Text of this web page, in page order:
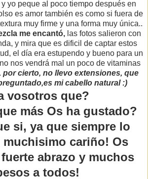
yo peque al poco tiempo después en
es amor también es como si fuera de
muy firme y una forma muy única..
me encantó,las fotos salieron con
y mira que es dificil de captar estos
el día era estupendo y bueno para un
nos vendrá mal un poco de vitaminas
por cierto, no llevo extensiones, que
mi cabello natural :)
vosotros que?
más Os ha gustado?
si, ya que siempre lo
muchisimo cariño! Os
abrazo y muchos
a todos!